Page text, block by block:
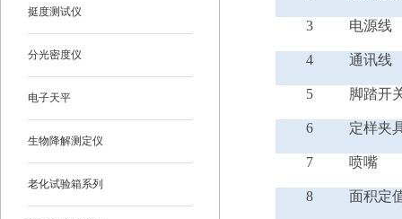
挺度测试仪
分光密度仪
电子天平
生物降解测定仪
老化试验箱系列
3 电源线
4 通讯线
5 脚踏开
6 定样夹
7 喷嘴
8 面积定